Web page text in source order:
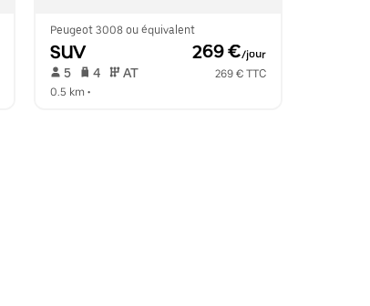
Peugeot 3008 ou équivalent
SUV 269 €/jour
5 4 AT
269 € TTC
0.5 km •